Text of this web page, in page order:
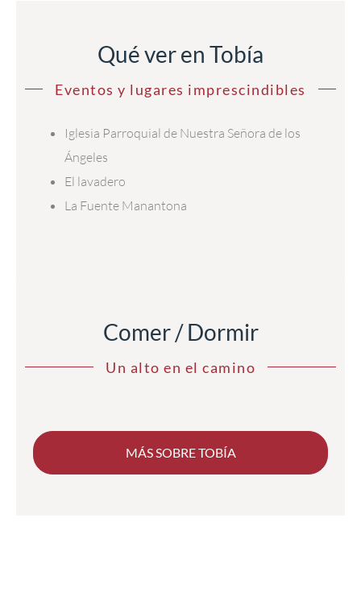
Qué ver en Tobía
Eventos y lugares imprescindibles
Iglesia Parroquial de Nuestra Señora de los
Ángeles
El lavadero
La Fuente Manantona
Comer / Dormir
Un alto en el camino
MÁS SOBRE TOBÍA